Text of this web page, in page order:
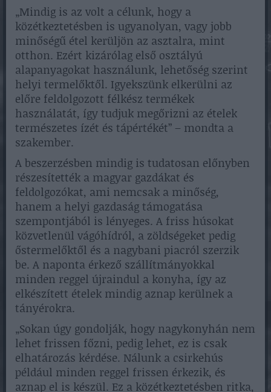
„Mindig is az volt a célunk, hogy a
közétkeztetésben is ugyanolyan, vagy jobb
minőségű étel kerüljön az asztalra, mint
otthon. Ezért kizárólag első osztályú
alapanyagokat használunk, lehetőség szerint
helyi termelőktől. Igyekszünk elkerülni az
előre feldolgozott félkész termékek
használatát, így tudjuk megőrizni az ételek
természetes ízét és tápértékét” – mondta a
szakember.
A beszerzésben mindig is tudatosan előnyben
részesítették a magyar gazdákat és
feldolgozókat, ami nemcsak a minőség,
hanem a helyi gazdaság támogatása
szempontjából is lényeges. A friss húsokat
közvetlenül vágóhídról, a zöldségeket pedig
őstermelőktől és a nagybani piacról szerzik
be. A naponta érkező szállítmányokkal
minden reggel újraindul a konyha, így az
elkészített ételek mindig aznap kerülnek a
tányérokra.
„Sokan úgy gondolják, hogy nagykonyhán nem
lehet frissen főzni, pedig lehet, ez is csak
elhatározás kérdése. Nálunk a csirkehús
például minden reggel frissen érkezik, és
aznap el is készül. Ez a közétkeztetésben ritka,